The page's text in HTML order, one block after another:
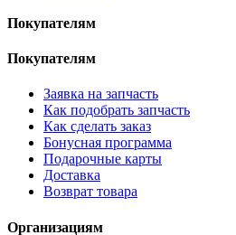
Покупателям
Покупателям
Заявка на запчасть
Как подобрать запчасть
Как сделать заказ
Бонусная программа
Подарочные карты
Доставка
Возврат товара
Организациям